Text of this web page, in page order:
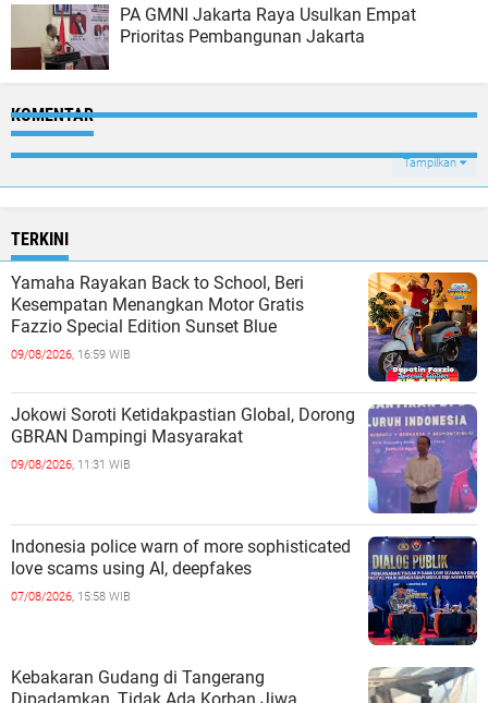
PA GMNI Jakarta Raya Usulkan Empat
Prioritas Pembangunan Jakarta
KOMENTAR
Tampilkan
TERKINI
Yamaha Rayakan Back to School, Beri
Kesempatan Menangkan Motor Gratis
Fazzio Special Edition Sunset Blue
09/08/2026, 16:59 WIB
Jokowi Soroti Ketidakpastian Global, Dorong
GBRAN Dampingi Masyarakat
09/08/2026, 11:31 WIB
Indonesia police warn of more sophisticated
love scams using AI, deepfakes
07/08/2026, 15:58 WIB
Kebakaran Gudang di Tangerang
Dipadamkan, Tidak Ada Korban Jiwa